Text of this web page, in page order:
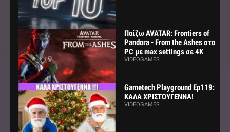
Παίζω AVATAR: Frontiers of
Pandora - From the Ashes στο
PC με max settings σε 4K
VIDEOGAMES
Gametech Playground Ep119:
ΚΑΛΑ ΧΡΙΣΤΟΥΓΕΝΝΑ!
VIDEOGAMES